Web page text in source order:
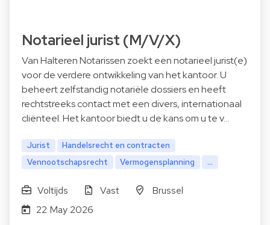
Notarieel jurist (M/V/X)
Van Halteren Notarissen zoekt een notarieel jurist(e)
voor de verdere ontwikkeling van het kantoor. U
beheert zelfstandig notariële dossiers en heeft
rechtstreeks contact met een divers, internationaal
cliënteel. Het kantoor biedt u de kans om u te v…
Jurist
Handelsrecht en contracten
Vennootschapsrecht
Vermogensplanning ...
Voltijds Vast
Brussel
22 May 2026